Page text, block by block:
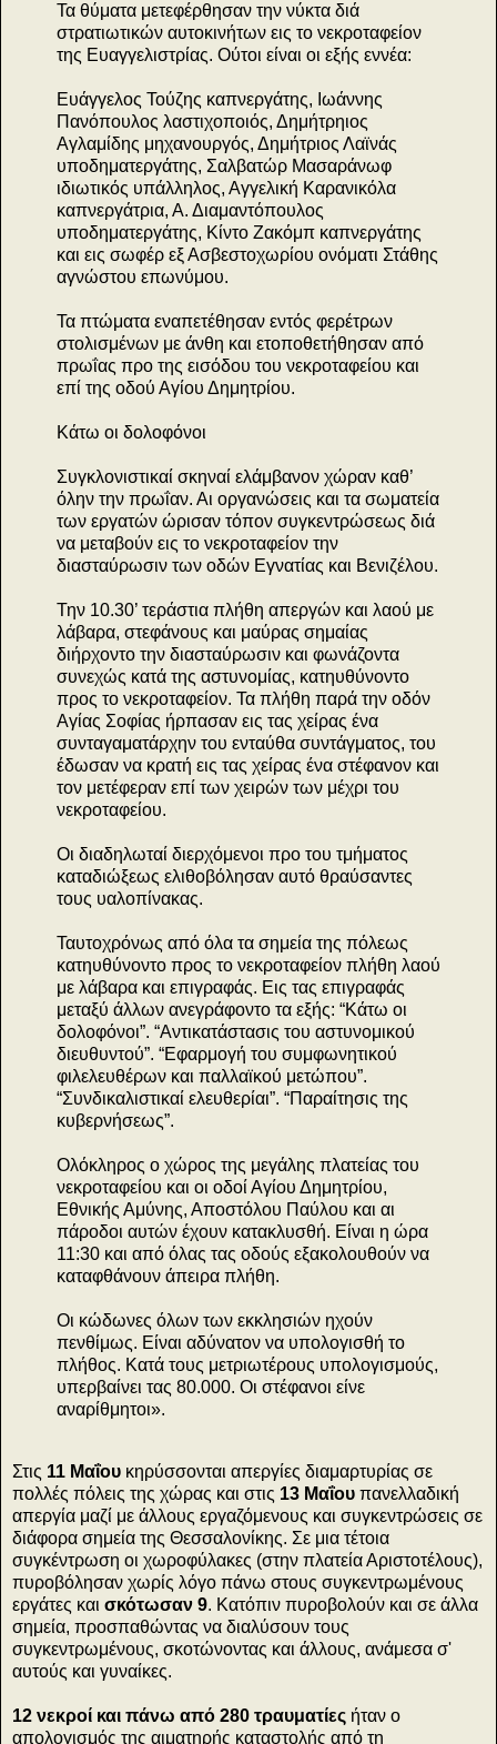
Τα θύματα μετεφέρθησαν την νύκτα διά
στρατιωτικών αυτοκινήτων εις το νεκροταφείον
της Ευαγγελιστρίας. Ούτοι είναι οι εξής εννέα:
Ευάγγελος Τούζης καπνεργάτης, Ιωάννης
Πανόπουλος λαστιχοποιός, Δημήτρηιος
Αγλαμίδης μηχανουργός, Δημήτριος Λαϊνάς
υποδηματεργάτης, Σαλβατώρ Μασαράνωφ
ιδιωτικός υπάλληλος, Αγγελική Καρανικόλα
καπνεργάτρια, Α. Διαμαντόπουλος
υποδηματεργάτης, Κίντο Ζακόμπ καπνεργάτης
και εις σωφέρ εξ Ασβεστοχωρίου ονόματι Στάθης
αγνώστου επωνύμου.
Τα πτώματα εναπετέθησαν εντός φερέτρων
στολισμένων με άνθη και ετοποθετήθησαν από
πρωΐας προ της εισόδου του νεκροταφείου και
επί της οδού Αγίου Δημητρίου.
Κάτω οι δολοφόνοι
Συγκλονιστικαί σκηναί ελάμβανον χώραν καθ’
όλην την πρωΐαν. Αι οργανώσεις και τα σωματεία
των εργατών ώρισαν τόπον συγκεντρώσεως διά
να μεταβούν εις το νεκροταφείον την
διασταύρωσιν των οδών Εγνατίας και Βενιζέλου.
Την 10.30’ τεράστια πλήθη απεργών και λαού με
λάβαρα, στεφάνους και μαύρας σημαίας
διήρχοντο την διασταύρωσιν και φωνάζοντα
συνεχώς κατά της αστυνομίας, κατηυθύνοντο
προς το νεκροταφείον. Τα πλήθη παρά την οδόν
Αγίας Σοφίας ήρπασαν εις τας χείρας ένα
συνταγαματάρχην του ενταύθα συντάγματος, του
έδωσαν να κρατή εις τας χείρας ένα στέφανον και
τον μετέφεραν επί των χειρών των μέχρι του
νεκροταφείου.
Οι διαδηλωταί διερχόμενοι προ του τμήματος
καταδιώξεως ελιθοβόλησαν αυτό θραύσαντες
τους υαλοπίνακας.
Ταυτοχρόνως από όλα τα σημεία της πόλεως
κατηυθύνοντο προς το νεκροταφείον πλήθη λαού
με λάβαρα και επιγραφάς. Εις τας επιγραφάς
μεταξύ άλλων ανεγράφοντο τα εξής: “Κάτω οι
δολοφόνοι”. “Αντικατάστασις του αστυνομικού
διευθυντού”. “Εφαρμογή του συμφωνητικού
φιλελευθέρων και παλλαϊκού μετώπου”.
“Συνδικαλιστικαί ελευθερίαι”. “Παραίτησις της
κυβερνήσεως”.
Ολόκληρος ο χώρος της μεγάλης πλατείας του
νεκροταφείου και οι οδοί Αγίου Δημητρίου,
Εθνικής Αμύνης, Αποστόλου Παύλου και αι
πάροδοι αυτών έχουν κατακλυσθή. Είναι η ώρα
11:30 και από όλας τας οδούς εξακολουθούν να
καταφθάνουν άπειρα πλήθη.
Οι κώδωνες όλων των εκκλησιών ηχούν
πενθίμως. Είναι αδύνατον να υπολογισθή το
πλήθος. Κατά τους μετριωτέρους υπολογισμούς,
υπερβαίνει τας 80.000. Οι στέφανοι είνε
αναρίθμητοι».
Στις 11 Μαΐου κηρύσσονται απεργίες διαμαρτυρίας σε
πολλές πόλεις της χώρας και στις 13 Μαΐου πανελλαδική
απεργία μαζί με άλλους εργαζόμενους και συγκεντρώσεις σε
διάφορα σημεία της Θεσσαλονίκης. Σε μια τέτοια
συγκέντρωση οι χωροφύλακες (στην πλατεία Αριστοτέλους),
πυροβόλησαν χωρίς λόγο πάνω στους συγκεντρωμένους
εργάτες και σκότωσαν 9. Κατόπιν πυροβολούν και σε άλλα
σημεία, προσπαθώντας να διαλύσουν τους
συγκεντρωμένους, σκοτώνοντας και άλλους, ανάμεσα σ'
αυτούς και γυναίκες.
12 νεκροί και πάνω από 280 τραυματίες ήταν ο
απολογισμός της αιματηρής καταστολής από τη